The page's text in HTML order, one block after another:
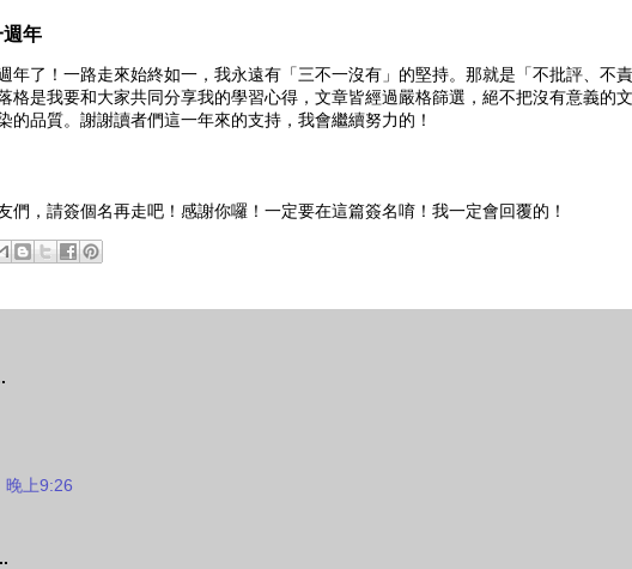
週年
年了！一路走來始終如一，我永遠有「三不一沒有」的堅持。那就是「不批評、不
格是我要和大家共同分享我的學習心得，文章皆經過嚴格篩選，絕不把沒有意義的
的品質。謝謝讀者們這一年來的支持，我會繼續努力的！
們，請簽個名再走吧！感謝你囉！一定要在這篇簽名唷！我一定會回覆的！
晚上9:26